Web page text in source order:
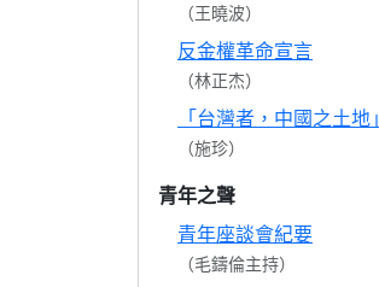
（王曉波）
反金權革命宣言
（林正杰）
「台灣者，中國之土地」
（施珍）
青年之聲
青年座談會紀要
（毛鑄倫主持）